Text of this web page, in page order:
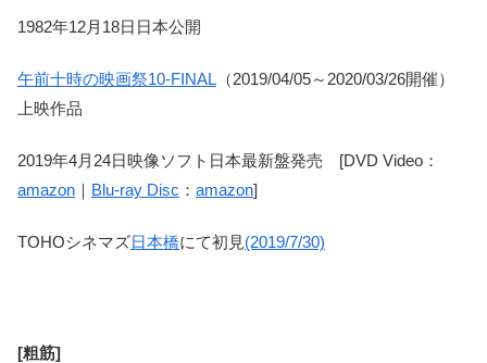
1982年12月18日日本公開
午前十時の映画祭10-FINAL （2019/04/05～2020/03/26開催）
上映作品
2019年4月24日映像ソフト日本最新盤発売 [DVD Video：
amazon ｜ Blu-ray Disc ： amazon]
TOHOシネマズ日本橋にて初見(2019/7/30)
[粗筋]